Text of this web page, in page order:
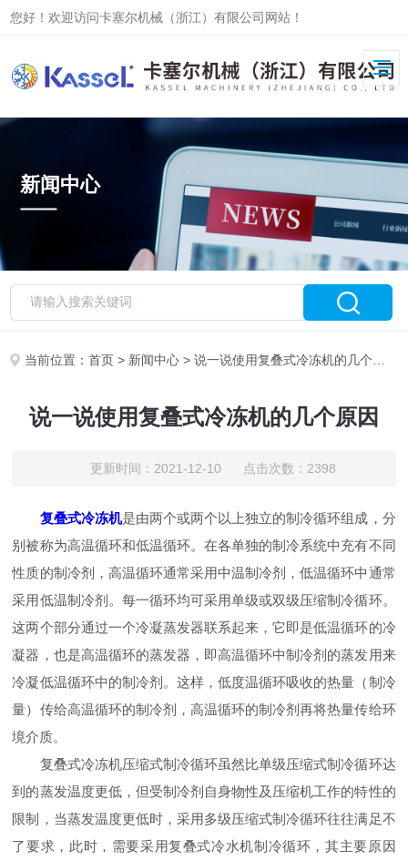
您好！欢迎访问卡塞尔机械（浙江）有限公司网站！
新闻中心
当前位置：首页 > 新闻中心 > 说一说使用复叠式冷冻机的几个原因
说一说使用复叠式冷冻机的几个原因
更新时间：2021-12-10 点击次数：2398
复叠式冷冻机是由两个或两个以上独立的制冷循环组成，分
别被称为高温循环和低温循环。在各单独的制冷系统中充有不同
性质的制冷剂，高温循环通常采用中温制冷剂，低温循环中通常
采用低温制冷剂。每一循环均可采用单级或双级压缩制冷循环。
这两个部分通过一个冷凝蒸发器联系起来，它即是低温循环的冷
凝器，也是高温循环的蒸发器，即高温循环中制冷剂的蒸发用来
冷凝低温循环中的制冷剂。这样，低度温循环吸收的热量（制冷
量）传给高温循环的制冷剂，高温循环的制冷剂再将热量传给环
境介质。
复叠式冷冻机压缩式制冷循环虽然比单级压缩式制冷循环达
到的蒸发温度更低，但受制冷剂自身物性及压缩机工作的特性的
限制，当蒸发温度更低时，采用多级压缩式制冷循环往往满足不
了要求，此时，需要采用复叠式冷水机制冷循环，其主要原因